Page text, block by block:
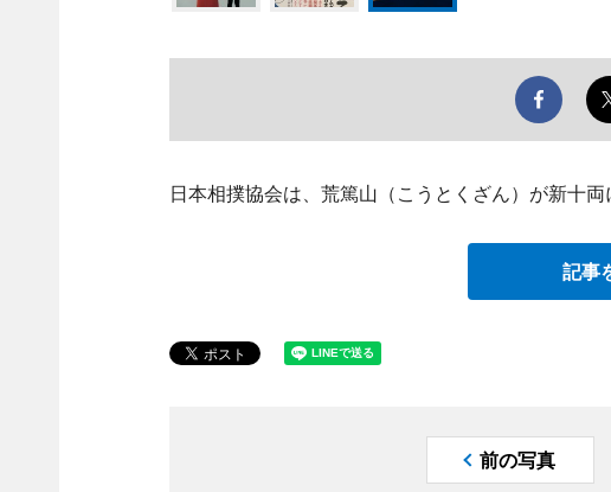
日本相撲協会は、荒篤山（こうとくざん）が新十
記事
前の写真